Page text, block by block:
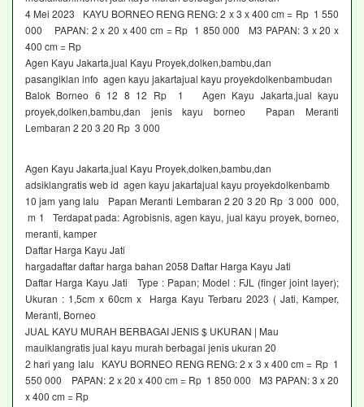
4 Mei 2023 KAYU BORNEO RENG RENG: 2 x 3 x 400 cm = Rp 1 550
000 PAPAN: 2 x 20 x 400 cm = Rp 1 850 000 M3 PAPAN: 3 x 20 x
400 cm = Rp
Agen Kayu Jakarta,jual Kayu Proyek,dolken,bambu,dan
pasangiklan info agen kayu jakartajual kayu proyekdolkenbambudan
Balok Borneo 6 12 8 12 Rp 1 Agen Kayu Jakarta,jual kayu
proyek,dolken,bambu,dan jenis kayu borneo Papan Meranti
Lembaran 2 20 3 20 Rp 3 000
Agen Kayu Jakarta,jual Kayu Proyek,dolken,bambu,dan
adsiklangratis web id agen kayu jakartajual kayu proyekdolkenbamb
10 jam yang lalu Papan Meranti Lembaran 2 20 3 20 Rp 3 000 000,
m 1 Terdapat pada: Agrobisnis, agen kayu, jual kayu proyek, borneo,
meranti, kamper
Daftar Harga Kayu Jati
hargadaftar daftar harga bahan 2058 Daftar Harga Kayu Jati
Daftar Harga Kayu Jati Type : Papan; Model : FJL (finger joint layer);
Ukuran : 1,5cm x 60cm x Harga Kayu Terbaru 2023 ( Jati, Kamper,
Meranti, Borneo
JUAL KAYU MURAH BERBAGAI JENIS $ UKURAN | Mau
mauiklangratis jual kayu murah berbagai jenis ukuran 20
2 hari yang lalu KAYU BORNEO RENG RENG: 2 x 3 x 400 cm = Rp 1
550 000 PAPAN: 2 x 20 x 400 cm = Rp 1 850 000 M3 PAPAN: 3 x 20
x 400 cm = Rp